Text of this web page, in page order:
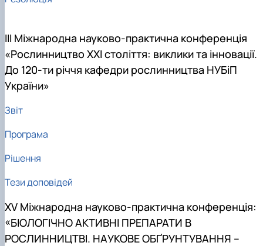
ІІІ Міжнародна науково-практична конференція
«Рослинництво XXI століття: виклики та інновації.
До 120-ти річчя кафедри рослинництва НУБіП
України»
Звіт
Програма
Рішення
Тези доповідей
XV Міжнародна науково-практична конференція:
«БІОЛОГІЧНО АКТИВНІ ПРЕПАРАТИ В
РОСЛИННИЦТВІ. НАУКОВЕ ОБҐРУНТУВАННЯ –